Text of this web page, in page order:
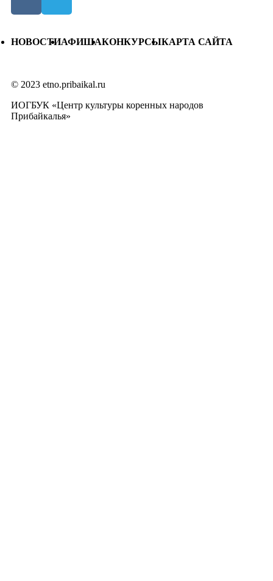
НОВОСТИАФИШАКОНКУРСЫКАРТА САЙТА
© 2023 etno.pribaikal.ru
ИОГБУК «Центр культуры коренных народов
Прибайкалья»